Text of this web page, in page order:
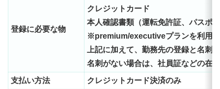
登録に必要な物
クレジットカード
本人確認書類（運転免許証、パスポ
※premium/executiveプランを利用
上記に加えて、勤務先の登録と名刺
名刺がない場合は、社員証などの在
支払い方法 クレジットカード決済のみ